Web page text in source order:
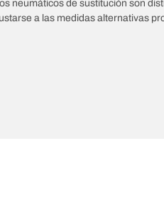
neumáticos de sustitución son
a las medidas alternativas